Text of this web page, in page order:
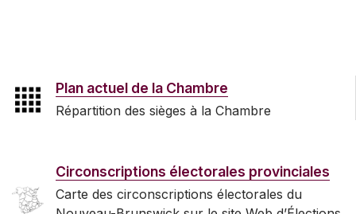
Plan actuel de la Chambre
Répartition des sièges à la Chambre
Circonscriptions électorales provinciales
Carte des circonscriptions électorales du